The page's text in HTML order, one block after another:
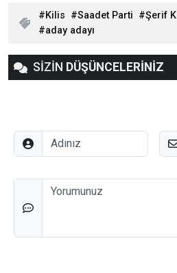
Kilis Saadet Parti
Şerif
aday adayı
SİZİN DÜŞÜNCELERİNİZ
Adınız E-
Düşünceleriniz